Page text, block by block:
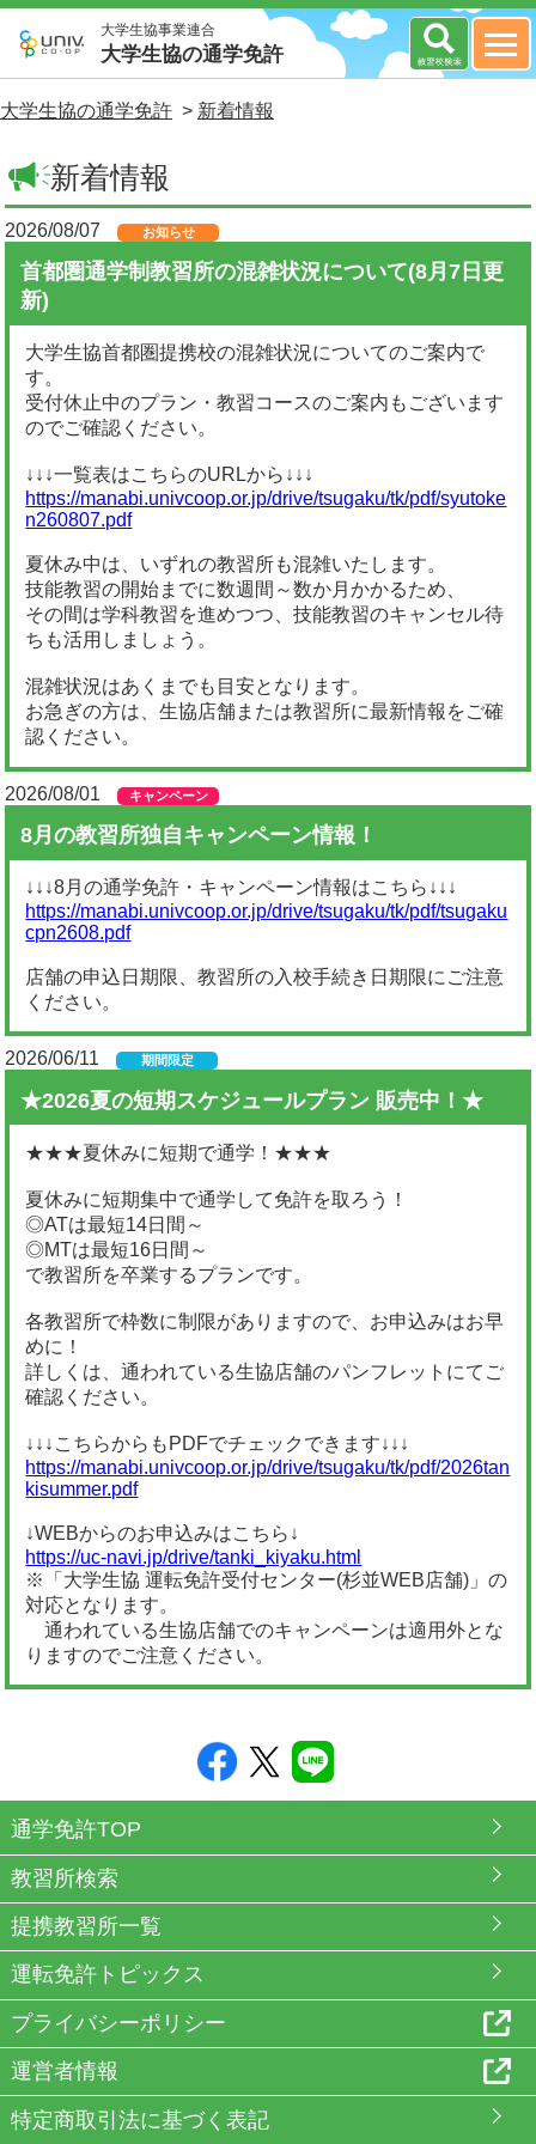
大学生協事業連合
大学生協の通学免許
大学生協の通学免許 > 新着情報
新着情報
2026/08/07 お知らせ
首都圏通学制教習所の混雑状況について(8月7日更
新)
大学生協首都圏提携校の混雑状況についてのご案内で
す。
受付休止中のプラン・教習コースのご案内もございます
のでご確認ください。
↓↓↓一覧表はこちらのURLから↓↓↓
https://manabi.univcoop.or.jp/drive/tsugaku/tk/pdf/syutoke
n260807.pdf
夏休み中は、いずれの教習所も混雑いたします。
技能教習の開始までに数週間～数か月かかるため、
その間は学科教習を進めつつ、技能教習のキャンセル待
ちも活用しましょう。
混雑状況はあくまでも目安となります。
お急ぎの方は、生協店舗または教習所に最新情報をご確
認ください。
2026/08/01 キャンペーン
8月の教習所独自キャンペーン情報！
↓↓↓8月の通学免許・キャンペーン情報はこちら↓↓↓
https://manabi.univcoop.or.jp/drive/tsugaku/tk/pdf/tsugaku
cpn2608.pdf
店舗の申込日期限、教習所の入校手続き日期限にご注意
ください。
2026/06/11 期間限定
★2026夏の短期スケジュールプラン 販売中！★
★★★夏休みに短期で通学！★★★
夏休みに短期集中で通学して免許を取ろう！
◎ATは最短14日間～
◎MTは最短16日間～
で教習所を卒業するプランです。
各教習所で枠数に制限がありますので、お申込みはお早
めに！
詳しくは、通われている生協店舗のパンフレットにてご
確認ください。
↓↓↓こちらからもPDFでチェックできます↓↓↓
https://manabi.univcoop.or.jp/drive/tsugaku/tk/pdf/2026tan
kisummer.pdf
↓WEBからのお申込みはこちら↓
https://uc-navi.jp/drive/tanki_kiyaku.html
※「大学生協 運転免許受付センター(杉並WEB店舗)」の
対応となります。
通われている生協店舗でのキャンペーンは適用外とな
りますのでご注意ください。
通学免許TOP
教習所検索
提携教習所一覧
運転免許トピックス
プライバシーポリシー
運営者情報
特定商取引法に基づく表記